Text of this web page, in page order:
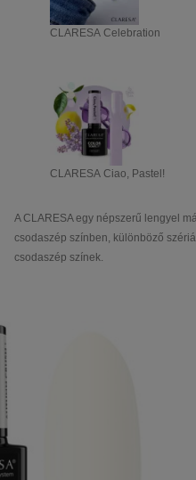
CLARESA Celebration
CLARESA Ciao, Pastel!
A CLARESA egy népszerű lengyel
csodaszép színben, különböző
csodaszép színek.